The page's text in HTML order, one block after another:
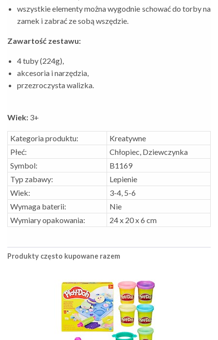
wszystkie elementy można wygodnie schować do torby na
zamek i zabrać ze sobą wszędzie.
Zawartość zestawu:
4 tuby (224g),
akcesoria i narzędzia,
przezroczysta walizka.
Wiek: 3+
Kategoria produktu:
Kreatywne
Płeć:
Chłopiec, Dziewczynka
Symbol:
B1169
Typ zabawy:
Lepienie
Wiek:
3-4, 5-6
Wymaga baterii:
Nie
Wymiary opakowania:
24 x 20 x 6 cm
Produkty często kupowane razem